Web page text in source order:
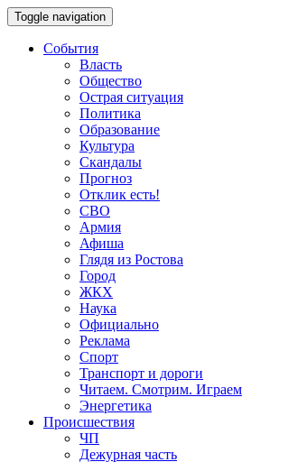
Toggle navigation
События
Власть
Общество
Острая ситуация
Политика
Образование
Культура
Скандалы
Прогноз
Отклик есть!
СВО
Армия
Афиша
Глядя из Ростова
Город
ЖКХ
Наука
Официально
Реклама
Спорт
Транспорт и дороги
Читаем. Смотрим. Играем
Энергетика
Происшествия
ЧП
Дежурная часть